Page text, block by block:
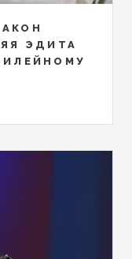
ЭДИТА